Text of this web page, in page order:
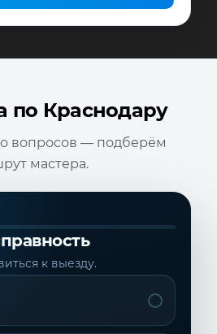
по Краснодару
вопросов — подберём
мастера.
к выезду.